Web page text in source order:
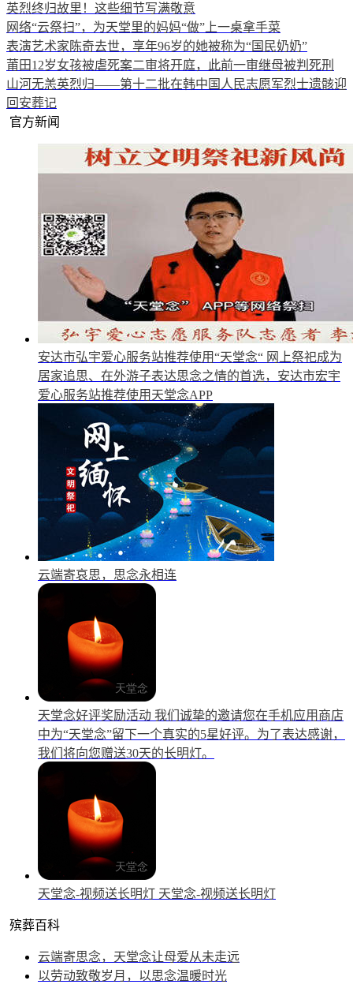
英烈终归故里！这些细节写满敬意
网络“云祭扫”，为天堂里的妈妈“做”上一桌拿手菜
表演艺术家陈奇去世，享年96岁的她被称为“国民奶奶”
莆田12岁女孩被虐死案二审将开庭，此前一审继母被判死刑
山河无恙英烈归——第十二批在韩中国人民志愿军烈士遗骸迎
回安葬记
官方新闻
安达市弘宇爱心服务站推荐使用“天堂念“ 网上祭祀成为
居家追思、在外游子表达思念之情的首选，安达市宏宇
爱心服务站推荐使用天堂念APP
云端寄哀思，思念永相连
天堂念好评奖励活动 我们诚挚的邀请您在手机应用商店
中为“天堂念”留下一个真实的5星好评。为了表达感谢，
我们将向您赠送30天的长明灯。
天堂念-视频送长明灯 天堂念-视频送长明灯
殡葬百科
云端寄思念，天堂念让母爱从未走远
以劳动致敬岁月，以思念温暖时光